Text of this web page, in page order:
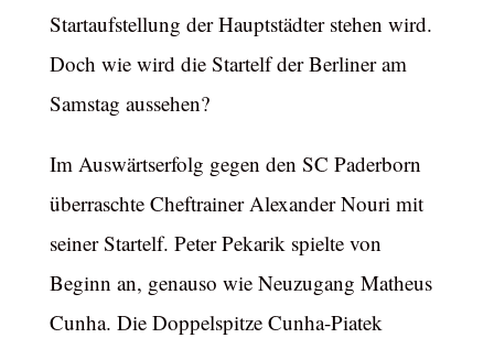
Startaufstellung der Hauptstädter stehen wird.
Doch wie wird die Startelf der Berliner am
Samstag aussehen?
Im Auswärtserfolg gegen den SC Paderborn
überraschte Cheftrainer Alexander Nouri mit
seiner Startelf. Peter Pekarik spielte von
Beginn an, genauso wie Neuzugang Matheus
Cunha. Die Doppelspitze Cunha-Piatek